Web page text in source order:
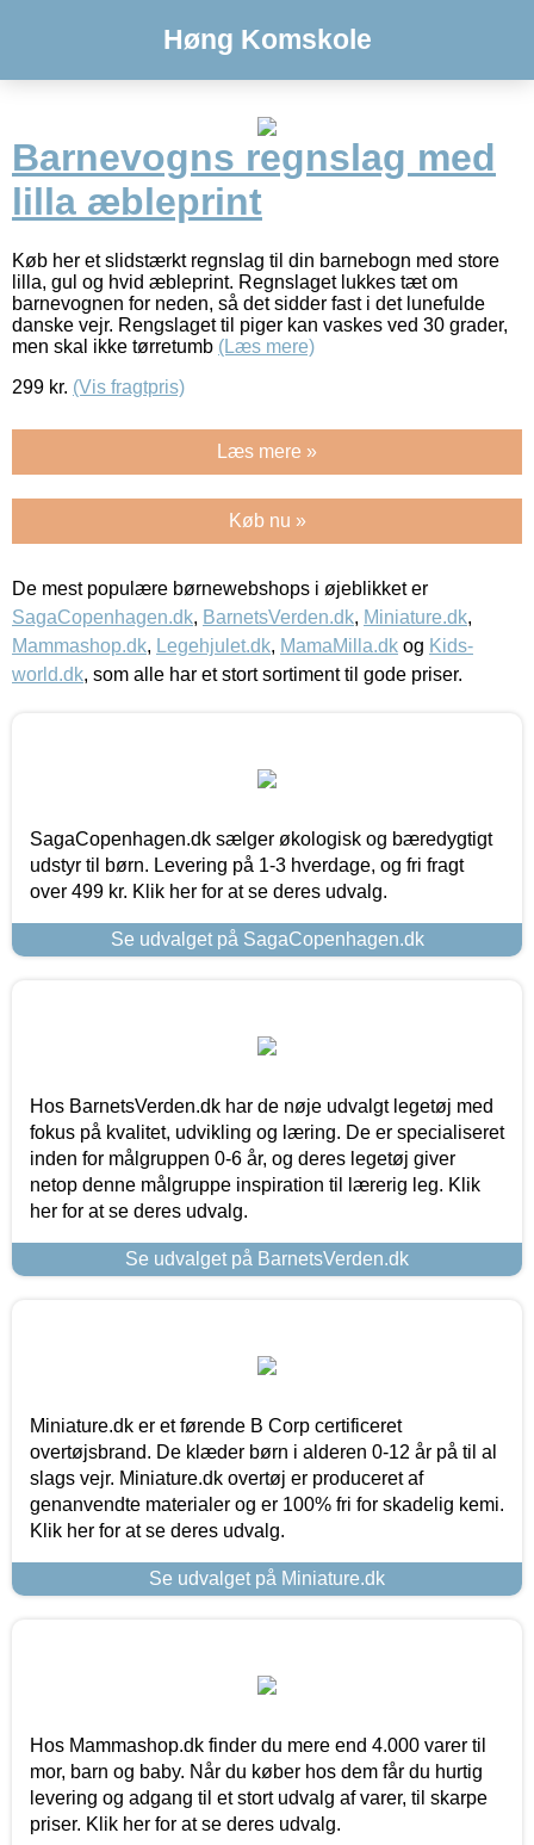
Høng Komskole
Barnevogns regnslag med
lilla æbleprint
Køb her et slidstærkt regnslag til din barnebogn med store
lilla, gul og hvid æbleprint. Regnslaget lukkes tæt om
barnevognen for neden, så det sidder fast i det lunefulde
danske vejr. Rengslaget til piger kan vaskes ved 30 grader,
men skal ikke tørretumb (Læs mere)
299 kr. (Vis fragtpris)
Læs mere »
Køb nu »
De mest populære børnewebshops i øjeblikket er
SagaCopenhagen.dk, BarnetsVerden.dk, Miniature.dk,
Mammashop.dk, Legehjulet.dk, MamaMilla.dk og Kids-
world.dk, som alle har et stort sortiment til gode priser.
SagaCopenhagen.dk sælger økologisk og bæredygtigt
udstyr til børn. Levering på 1-3 hverdage, og fri fragt
over 499 kr. Klik her for at se deres udvalg.
Se udvalget på SagaCopenhagen.dk
Hos BarnetsVerden.dk har de nøje udvalgt legetøj med
fokus på kvalitet, udvikling og læring. De er specialiseret
inden for målgruppen 0-6 år, og deres legetøj giver
netop denne målgruppe inspiration til lærerig leg. Klik
her for at se deres udvalg.
Se udvalget på BarnetsVerden.dk
Miniature.dk er et førende B Corp certificeret
overtøjsbrand. De klæder børn i alderen 0-12 år på til al
slags vejr. Miniature.dk overtøj er produceret af
genanvendte materialer og er 100% fri for skadelig kemi.
Klik her for at se deres udvalg.
Se udvalget på Miniature.dk
Hos Mammashop.dk finder du mere end 4.000 varer til
mor, barn og baby. Når du køber hos dem får du hurtig
levering og adgang til et stort udvalg af varer, til skarpe
priser. Klik her for at se deres udvalg.